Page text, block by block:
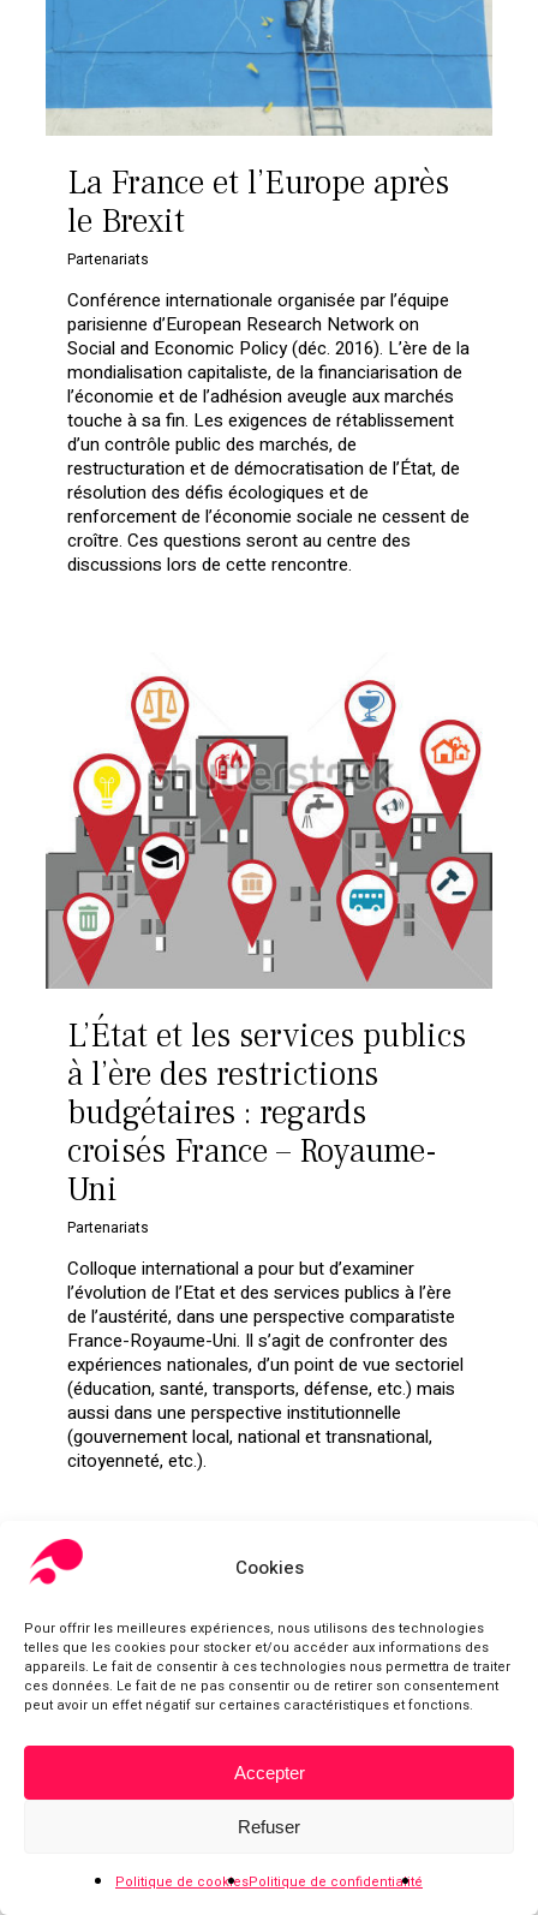
Cookies
Pour offrir les meilleures expériences, nous utilisons des technologies
telles que les cookies pour stocker et/ou accéder aux informations des
appareils. Le fait de consentir à ces technologies nous permettra de traiter
ces données. Le fait de ne pas consentir ou de retirer son consentement
peut avoir un effet négatif sur certaines caractéristiques et fonctions.
Accepter
Refuser
Politique de cookiesPolitique de confidentialité
La France et l’Europe après
le Brexit
Partenariats
Conférence internationale organisée par l’équipe
parisienne d’European Research Network on
Social and Economic Policy (déc. 2016). L’ère de la
mondialisation capitaliste, de la financiarisation de
l’économie et de l’adhésion aveugle aux marchés
touche à sa fin. Les exigences de rétablissement
d’un contrôle public des marchés, de
restructuration et de démocratisation de l’État, de
résolution des défis écologiques et de
renforcement de l’économie sociale ne cessent de
croître. Ces questions seront au centre des
discussions lors de cette rencontre.
L’État et les services publics
à l’ère des restrictions
budgétaires : regards
croisés France – Royaume-
Uni
Partenariats
Colloque international a pour but d’examiner
l’évolution de l’Etat et des services publics à l’ère
de l’austérité, dans une perspective comparatiste
France-Royaume-Uni. Il s’agit de confronter des
expériences nationales, d’un point de vue sectoriel
(éducation, santé, transports, défense, etc.) mais
aussi dans une perspective institutionnelle
(gouvernement local, national et transnational,
citoyenneté, etc.).